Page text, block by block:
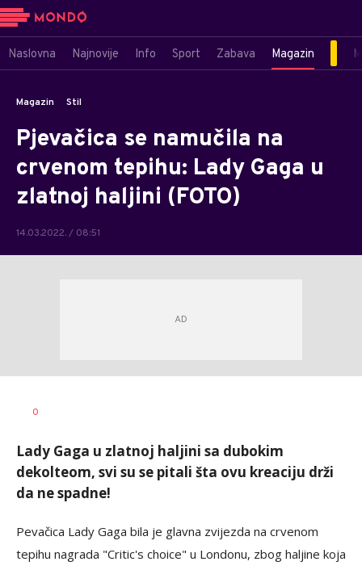
Naslovna Najnovije Info Sport Zabava Magazin
Magazin Stil
Pjevačica se namučila na
crvenom tepihu: Lady Gaga u
zlatnoj haljini (FOTO)
14.03.2022. / 08:51
AUTOR
0
Lady Gaga u zlatnoj haljini sa dubokim
dekolteom, svi su se pitali šta ovu kreaciju drži
da ne spadne!
Pevačica Lady Gaga bila je glavna zvijezda na crvenom
tepihu nagrada "Critic's choice" u Londonu, zbog haljine koja